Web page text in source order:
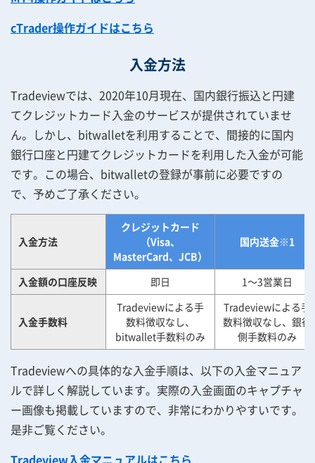
cTrader操作ガイドはこちら
入金方法
Tradeviewでは、2020年10月現在、国内銀行振込と円建
てクレジットカード入金のサービスが提供されていませ
ん。しかし、bitwalletを利用することで、間接的に国内
銀行口座と円建てクレジットカードを利用した入金が可能
です。この場合、bitwalletの登録が事前に必要ですの
で、予めご了承ください。
入金方法
クレジットカード
（Visa、
MasterCard、JCB）
国内送金※1
入金額の口座反映 即日 1～3営業日
入金手数料
Tradeviewによる手
数料徴収なし、
bitwallet手数料のみ
Tradeviewによる手
数料徴収なし、銀行
側手数料のみ
Tradeviewへの具体的な入金手順は、以下の入金マニュア
ルで詳しく解説しています。実際の入金画面のキャプチャ
ー画像も掲載していますので、非常にわかりやすいです。
是非ご覧ください。
Tradeview入金マニュアルはこちら